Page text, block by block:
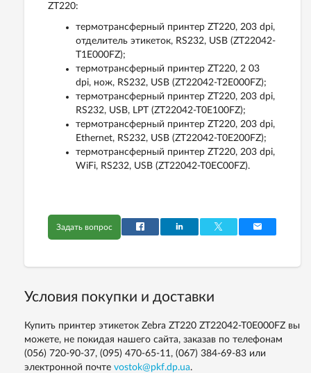
ZT220:
термотрансферный принтер ZT220, 203 dpi,
отделитель этикеток, RS232, USB (ZT22042-
T1E000FZ);
термотрансферный принтер ZT220, 2 03
dpi, нож, RS232, USB (ZT22042-T2E000FZ);
термотрансферный принтер ZT220, 203 dpi,
RS232, USB, LPT (ZT22042-T0E100FZ);
термотрансферный принтер ZT220, 203 dpi,
Ethernet, RS232, USB (ZT22042-T0E200FZ);
термотрансферный принтер ZT220, 203 dpi,
WiFi, RS232, USB (ZT22042-T0EC00FZ).
Задать вопрос
Условия покупки и доставки
Купить принтер этикеток Zebra ZT220 ZT22042-T0E000FZ вы
можете, не покидая нашего сайта, заказав по телефонам
(056) 720-90-37, (095) 470-65-11, (067) 384-69-83 или
электронной почте vostok@pkf.dp.ua.